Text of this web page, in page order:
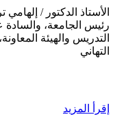
التهاني
إقرأ المزيد